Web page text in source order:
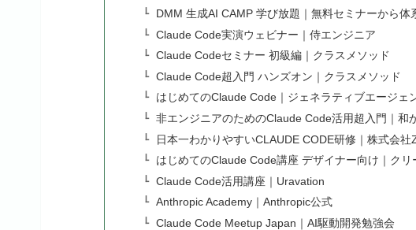
DMM 生成AI CAMP 学び放題｜無料セミナーから体
Claude Code実演ウェビナー｜侍エンジニア
Claude Codeセミナー 初級編｜クラスメソッド
Claude Code超入門 ハンズオン｜クラスメソッド
はじめてのClaude Code｜ジェネラティブエージェ
非エンジニアのためのClaude Code活用超入門｜和
日本一わかりやすいCLAUDE CODE研修｜株式会社
はじめてのClaude Code講座 デザイナー向け｜ク
Claude Code活用講座｜Uravation
Anthropic Academy｜Anthropic公式
Claude Code Meetup Japan｜AI駆動開発勉強会